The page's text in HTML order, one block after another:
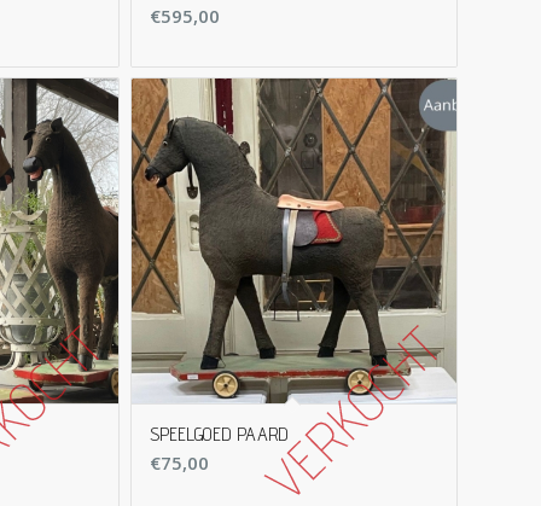
€595,00
SPEELGOED PAARD
€75,00